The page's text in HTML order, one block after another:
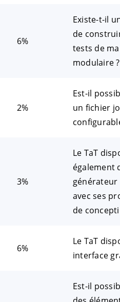
6%
Existe-t-il
de
tests de
modulaire ?
2%
Est-il
un fichier
3%
Le TaT
également
avec ses
de
6%
Le TaT
interface
Est-il